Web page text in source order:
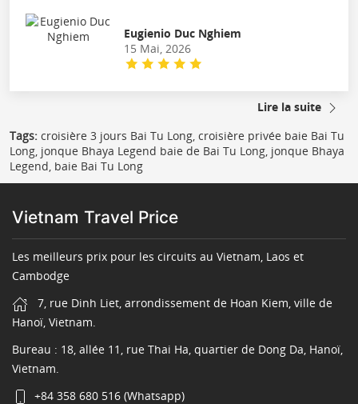
Eugienio Duc Nghiem
15 Mai, 2026
Lire la suite
Tags: croisière 3 jours Bai Tu Long, croisière privée baie Bai Tu
Long, jonque Bhaya Legend baie de Bai Tu Long, jonque Bhaya
Legend, baie Bai Tu Long
Vietnam Travel Price
Les meilleurs prix pour les circuits au Vietnam, Laos et
Cambodge
7, rue Dinh Liet, arrondissement de Hoan Kiem, ville de
Hanoï, Vietnam.
Bureau : 18, allée 11, rue Thai Ha, quartier de Dong Da, Hanoï,
Vietnam.
+84 358 680 516 (Whatsapp)